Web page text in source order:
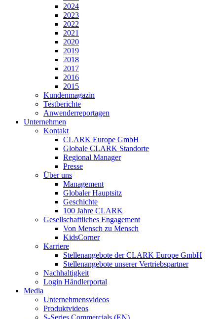
2024
2023
2022
2021
2020
2019
2018
2017
2016
2015
Kundenmagazin
Testberichte
Anwenderreportagen
Unternehmen
Kontakt
CLARK Europe GmbH
Globale CLARK Standorte
Regional Manager
Presse
Über uns
Management
Globaler Hauptsitz
Geschichte
100 Jahre CLARK
Gesellschaftliches Engagement
Von Mensch zu Mensch
KidsCorner
Karriere
Stellenangebote der CLARK Europe GmbH
Stellenangebote unserer Vertriebspartner
Nachhaltigkeit
Login Händlerportal
Media
Unternehmensvideos
Produktvideos
S-Series Commercials (EN)